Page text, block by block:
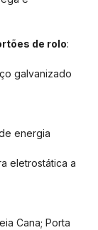
de rolo:
galvanizado
energia
eletrostática a
Cana; Porta